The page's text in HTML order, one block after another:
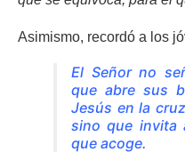
Asimismo, recordó a los
El Señor no
que abre sus
Jesús en la
sino que invita
que acoge.